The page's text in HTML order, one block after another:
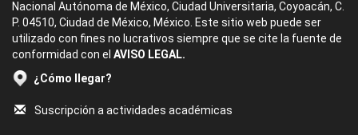
Nacional Autónoma de México, Ciudad Universitaria, Coyoacán, C.
P. 04510, Ciudad de México, México. Este sitio web puede ser
utilizado con fines no lucrativos siempre que se cite la fuente de
conformidad con el AVISO LEGAL.
¿Cómo llegar?
Suscripción a actividades académicas